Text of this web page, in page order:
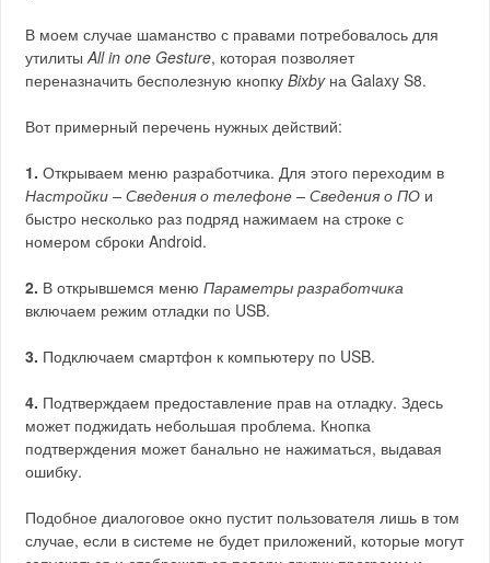
В моем случае шаманство с правами потребовалось для
утилитыAll in one Gesture, которая позволяет
переназначить бесполезную кнопкуBixbyна Galaxy S8.
Вот примерный перечень нужных действий:
1. Открываем меню разработчика. Для этого переходим в
Настройки – Сведения о телефоне – Сведения о ПО и
быстро несколько раз подряд нажимаем на строке с
номером сброки Android.
2. В открывшемся менюПараметры разработчика
включаем режим отладки по USB.
3. Подключаем смартфон к компьютеру по USB.
4. Подтверждаем предоставление прав на отладку. Здесь
может поджидать небольшая проблема. Кнопка
подтверждения может банально не нажиматься, выдавая
ошибку.
Подобное диалоговое окно пустит пользователя лишь в том
случае, если в системе не будет приложений, которые могут